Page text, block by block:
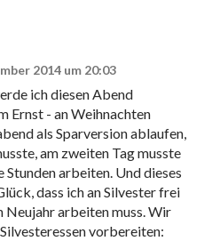
2014 um 20:03
ich diesen Abend
Ernst - an Weihnachten
als Sparversion ablaufen,
am zweiten Tag musste
Stunden arbeiten. Und dieses
dass ich an Silvester frei
Neujahr arbeiten muss. Wir
vorbereiten: